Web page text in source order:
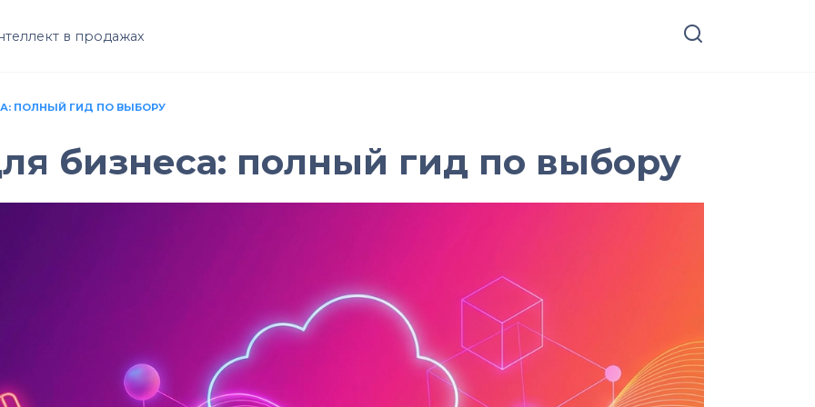
в продажах
ПОЛНЫЙ ГИД ПО ВЫБОРУ
бизнеса: полный гид по выбору